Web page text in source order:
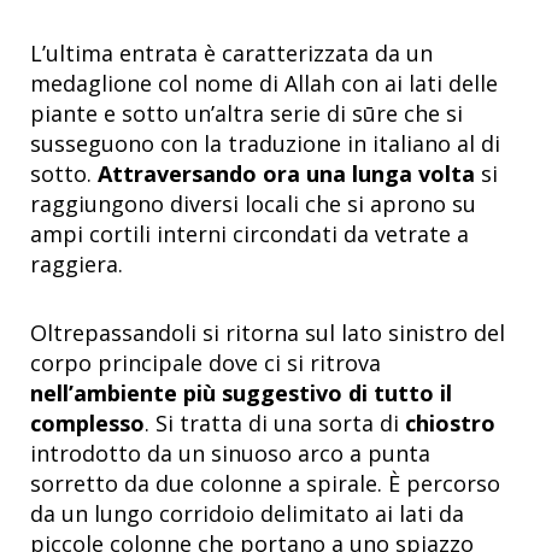
L’ultima entrata è caratterizzata da un
medaglione col nome di Allah con ai lati delle
piante e sotto un’altra serie di sūre che si
susseguono con la traduzione in italiano al di
sotto. Attraversando ora una lunga volta si
raggiungono diversi locali che si aprono su
ampi cortili interni circondati da vetrate a
raggiera.
Oltrepassandoli si ritorna sul lato sinistro del
corpo principale dove ci si ritrova
nell’ambiente più suggestivo di tutto il
complesso. Si tratta di una sorta di chiostro
introdotto da un sinuoso arco a punta
sorretto da due colonne a spirale. È percorso
da un lungo corridoio delimitato ai lati da
piccole colonne che portano a uno spiazzo